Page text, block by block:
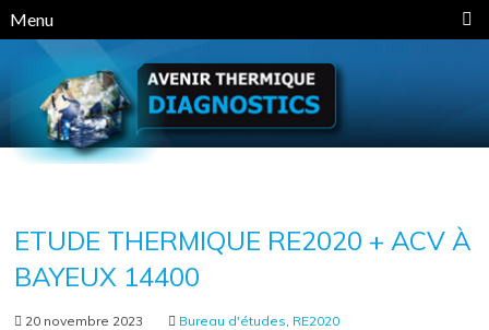
Menu
ETUDE THERMIQUE RE2020 + ACV À
BAYEUX 14400
20 novembre 2023 Bureau d'études RE2020
Panneau de gestion des cookies